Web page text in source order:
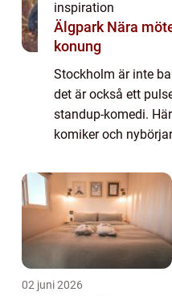
inspiration
Älgpark Nära möten med skogens
konung
Stockholm är inte
det är också ett
standup-komedi.
komiker och
02 juni 2026